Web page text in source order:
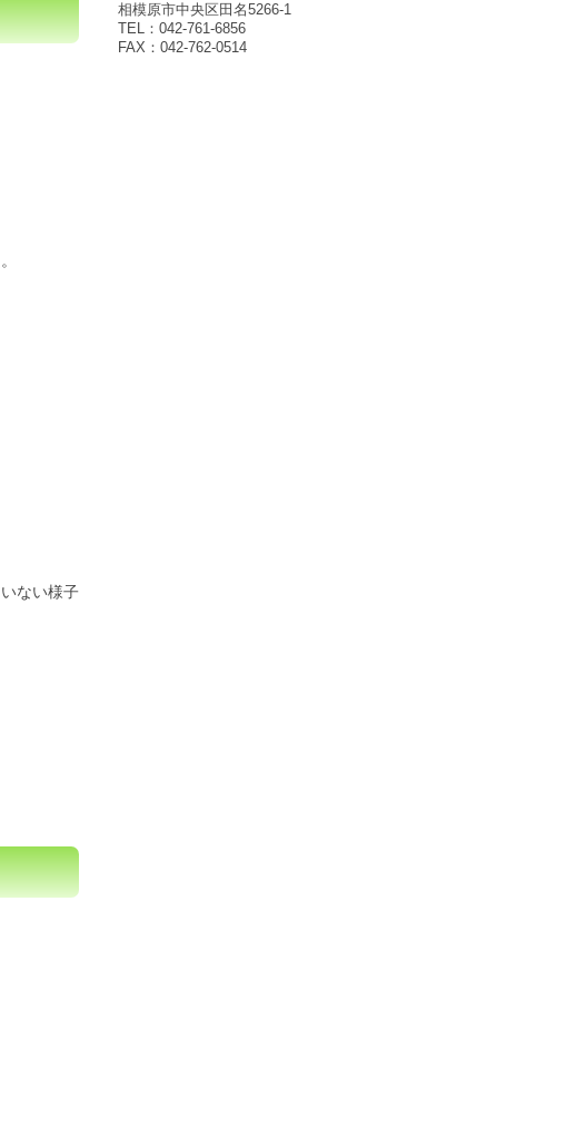
ない様子
相模原市中央区田名5266-1
TEL：042-761-6856
FAX：042-762-0514